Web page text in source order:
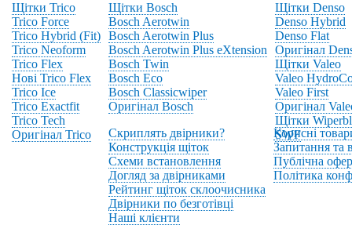
Щітки Trico
Trico Force
Trico Hybrid (Fit)
Trico Neoform
Trico Flex
Нові Trico Flex
Trico Ice
Trico Exactfit
Trico Tech
Оригінал Trico
Щітки Bosch
Bosch Aerotwin
Bosch Aerotwin Plus
Bosch Aerotwin Plus eXtension
Bosch Twin
Bosch Eco
Bosch Classicwiper
Оригінал Bosch
Щітки Denso
Denso Hybrid
Denso Flat
Оригінал
Щітки Valeo
Valeo
Valeo First
Оригінал
Щітки
SWF
Скриплять двірники?
Конструкція щіток
Схеми встановлення
Догляд за двірниками
Рейтинг щіток склоочисника
Двірники по безготівці
Наші клієнти
Корисні
Запитання та
Публічна
Політика